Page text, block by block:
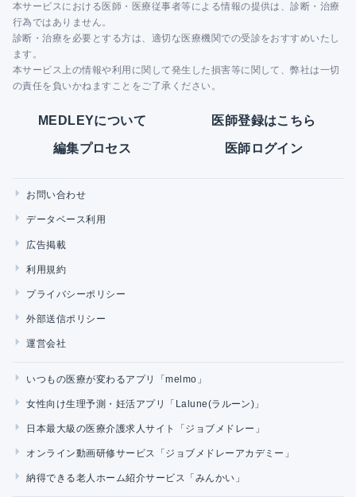
本サービスにおける医師・医療従事者等による情報の提供は、診断・治療
行為ではありません。
診断・治療を必要とする方は、適切な医療機関での受診をおすすめいたし
ます。
本サービス上の情報や利用に関して発生した損害等に関して、弊社は一切
の責任を負いかねますことをご了承ください。
MEDLEYについて 医師登録はこちら
編集プロセス 医師ログイン
お問い合わせ
データベース利用
広告掲載
利用規約
プライバシーポリシー
外部送信ポリシー
運営会社
いつもの医療が変わるアプリ「melmo」
女性向け生理予測・妊活アプリ「Lalune(ラルーン)」
日本最大級の医療介護求人サイト「ジョブメドレー」
オンライン動画研修サービス「ジョブメドレーアカデミー」
納得できる老人ホーム紹介サービス「みんかい」